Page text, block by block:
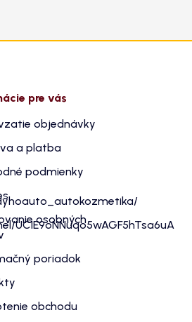
pre vás
objednávky
a platba
podmienky
osobných
poriadok
obchodu